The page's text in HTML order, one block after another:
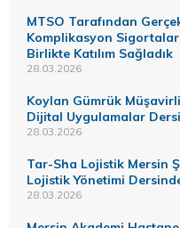
MTSO Tarafından
Komplikasyon
Birlikte Katılım Sağladık
28.03.2026
Koylan Gümrük
Dijital Uygulamalar
28.03.2026
Tar-Sha Lojistik Mersin
Lojistik Yönetimi
28.03.2026